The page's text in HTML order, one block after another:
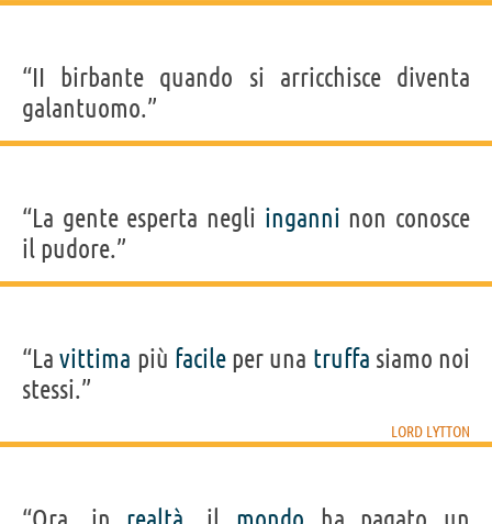
“II birbante quando si arricchisce diventa
galantuomo.”
“La gente esperta negli inganni non conosce
il pudore.”
“Lavittima più facileper una truffa siamo noi
stessi.”
LORD LYTTON